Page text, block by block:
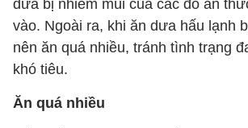
dưa bị nhiễm mùi của các đồ ăn
vào. Ngoài ra, khi ăn dưa hấu lạnh
nên ăn quá nhiều, tránh tình trạng
khó tiêu.
Ăn quá nhiều